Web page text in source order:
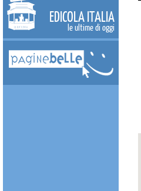
EDICOLA ITALIA
le ultime di oggi